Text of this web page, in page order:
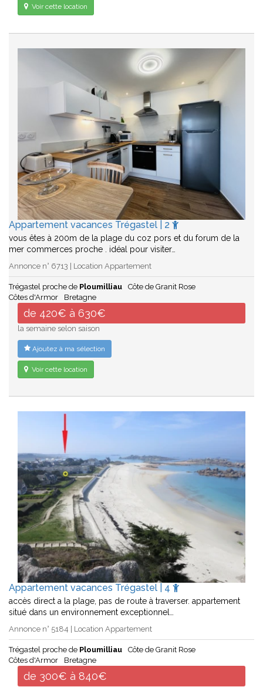
Voir cette location
Appartement vacances Trégastel | 2
vous êtes à 200m de la plage du coz pors et du forum de la
mer commerces proche . idéal pour visiter…
Annonce n° 6713 | Location Appartement
Trégastel proche de Ploumilliau
Côte de Granit Rose
Côtes d'Armor
Bretagne
de 420€ à 630€
la semaine selon saison
Ajoutez à ma sélection
Voir cette location
Appartement vacances Trégastel | 4
accès direct a la plage, pas de route à traverser. appartement
situé dans un environnement exceptionnel…
Annonce n° 5184 | Location Appartement
Trégastel proche de Ploumilliau
Côte de Granit Rose
Côtes d'Armor
Bretagne
de 300€ à 840€